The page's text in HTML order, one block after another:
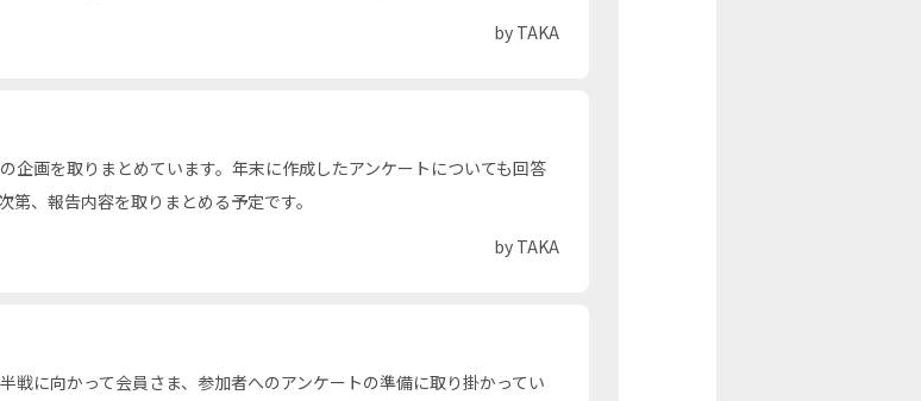
by TAKA
企画を取りまとめています。年末に作成したアンケートについても回答
、報告内容を取りまとめる予定です。
by TAKA
戦に向かって会員さま、参加者へのアンケートの準備に取り掛かってい